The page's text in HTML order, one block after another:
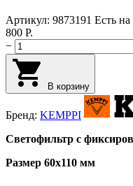
Артикул: 9873191 Есть на
800 Р.
−
В корзину
Бренд: KEMPPI
Светофильтр с
Размер 60x110 мм